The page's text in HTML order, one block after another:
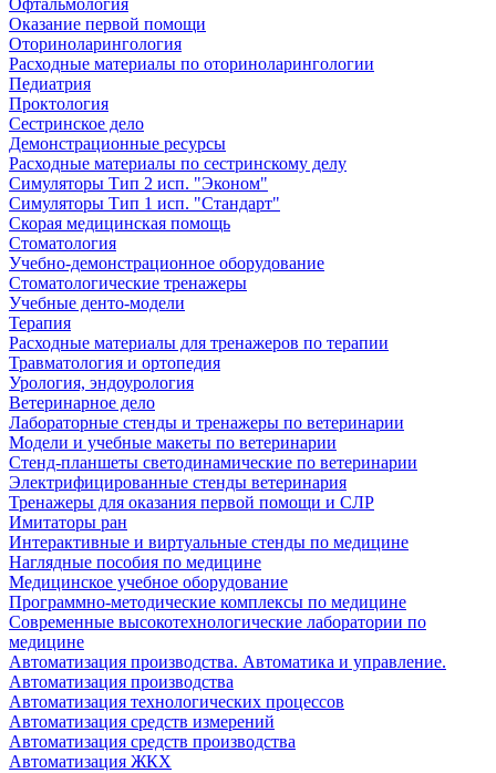
Офтальмология
Оказание первой помощи
Оториноларингология
Расходные материалы по оториноларингологии
Педиатрия
Проктология
Сестринское дело
Демонстрационные ресурсы
Расходные материалы по сестринскому делу
Симуляторы Тип 2 исп. "Эконом"
Симуляторы Тип 1 исп. "Стандарт"
Скорая медицинская помощь
Стоматология
Учебно-демонстрационное оборудование
Стоматологические тренажеры
Учебные денто-модели
Терапия
Расходные материалы для тренажеров по терапии
Травматология и ортопедия
Урология, эндоурология
Ветеринарное дело
Лабораторные стенды и тренажеры по ветеринарии
Модели и учебные макеты по ветеринарии
Стенд-планшеты светодинамические по ветеринарии
Электрифицированные стенды ветеринария
Тренажеры для оказания первой помощи и СЛР
Имитаторы ран
Интерактивные и виртуальные стенды по медицине
Наглядные пособия по медицине
Медицинское учебное оборудование
Программно-методические комплексы по медицине
Современные высокотехнологические лаборатории по
медицине
Автоматизация производства. Автоматика и управление.
Автоматизация производства
Автоматизация технологических процессов
Автоматизация средств измерений
Автоматизация средств производства
Автоматизация ЖКХ